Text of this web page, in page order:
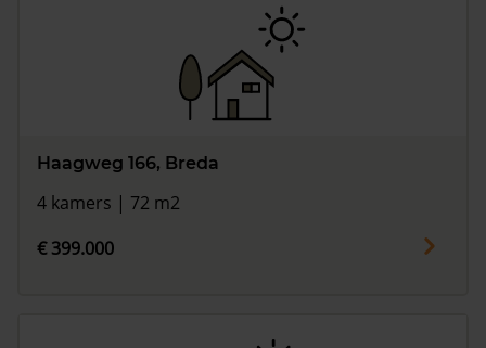
Haagweg 166, Breda
4 kamers | 72 m2
€ 399.000